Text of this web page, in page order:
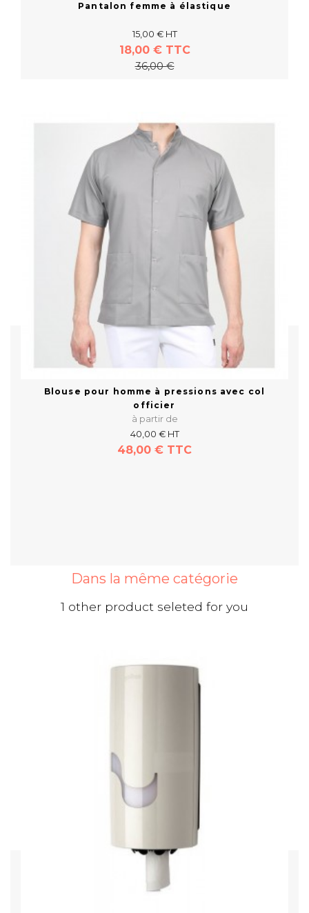
En savoir plus
Pantalon femme à élastique
15,00 € HT
18,00 € TTC
36,00 €
Blouse pour homme à pressions avec col
officier
à partir de
40,00 € HT
48,00 € TTC
Dans la même catégorie
1 other product seleted for you